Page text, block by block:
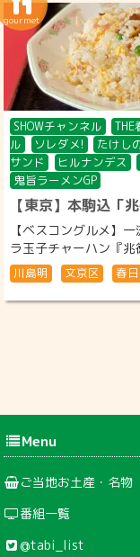
SHOWチャンネル
ル
ソレダメ! たけし
サンド
ヒルナンデス
鬼旨ラーメンGP
【東京】本駒込「兆
【ベスコングルメ】
ラ玉子チャーハン『
川島明 文京区 春
Menu
ご当地お土産・名物
番組一覧
@tabi_list